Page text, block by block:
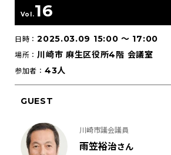
Vol.16
日時：2025.03.09 15:00〜 17:00
場所：川崎市 麻生区役所4階 会議室
参加者： 43人
GUEST
川崎市議会議員
雨笠裕治さん